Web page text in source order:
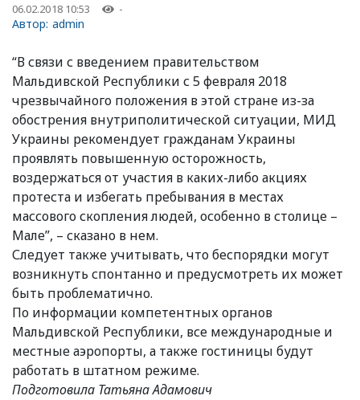
06.02.2018 10:53 -
Автор: admin
“В связи с введением правительством
Мальдивской Республики с 5 февраля 2018
чрезвычайного положения в этой стране из-за
обострения внутриполитической ситуации, МИД
Украины рекомендует гражданам Украины
проявлять повышенную осторожность,
воздержаться от участия в каких-либо акциях
протеста и избегать пребывания в местах
массового скопления людей, особенно в столице –
Мале”, – сказано в нем.
Следует также учитывать, что беспорядки могут
возникнуть спонтанно и предусмотреть их может
быть проблематично.
По информации компетентных органов
Мальдивской Республики, все международные и
местные аэропорты, а также гостиницы будут
работать в штатном режиме.
Подготовила Татьяна Адамович